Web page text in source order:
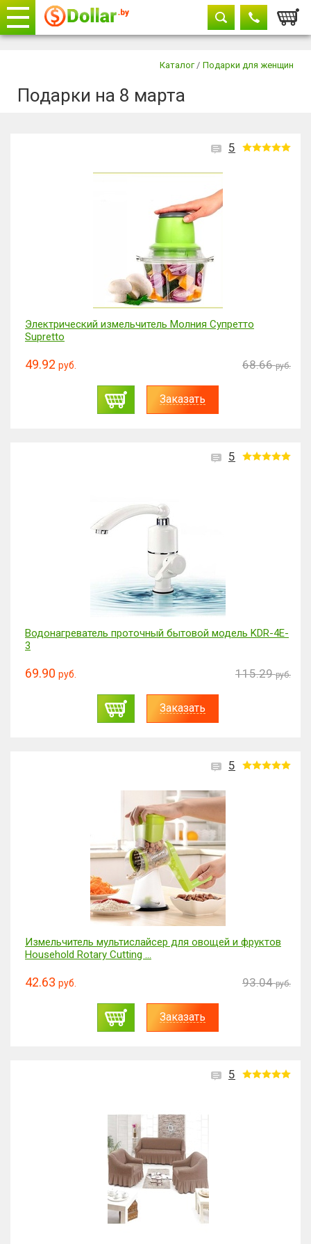
+375 29604-11-33
Каталог / Подарки для женщин
Подарки на 8 марта
5
Электрический измельчитель Молния Cупретто
Supretto
49.92 руб. 68.66 руб.
Заказать
5
Водонагреватель проточный бытовой модель KDR-4E-
3
69.90 руб. 115.29 руб.
Заказать
5
Измельчитель мультислайсер для овощей и фруктов
Household Rotary Cutting ...
42.63 руб. 93.04 руб.
Заказать
5